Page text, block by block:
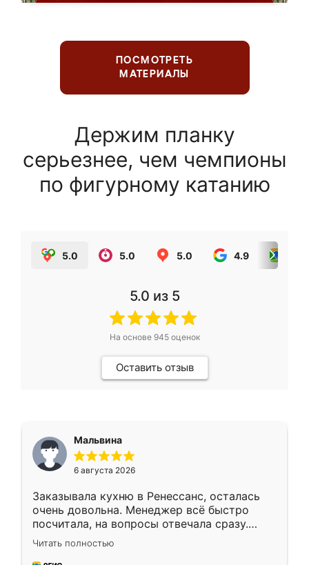
ПОСМОТРЕТЬ
МАТЕРИАЛЫ
Держим планку
серьезнее, чем чемпионы
по фигурному катанию
5.0 5.0 5.0 4.9
5.0 из 5
На основе 945оценок
Оставить отзыв
Мальвина
6 августа 2026
Заказывала кухню в Ренессанс, осталась
очень довольна. Менеджер всё быстро
посчитала, на вопросы отвечала сразу.
Замерщик приехал в субботу, подошёл к
делу со всей ответственностью. Собрали
Читать полностью